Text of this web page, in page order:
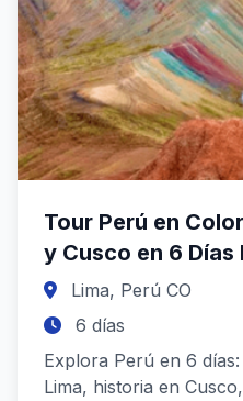
Tour Perú en
y Cusco en 6
Lima, Perú CO
6 días
Explora Perú en 6
Lima, historia en